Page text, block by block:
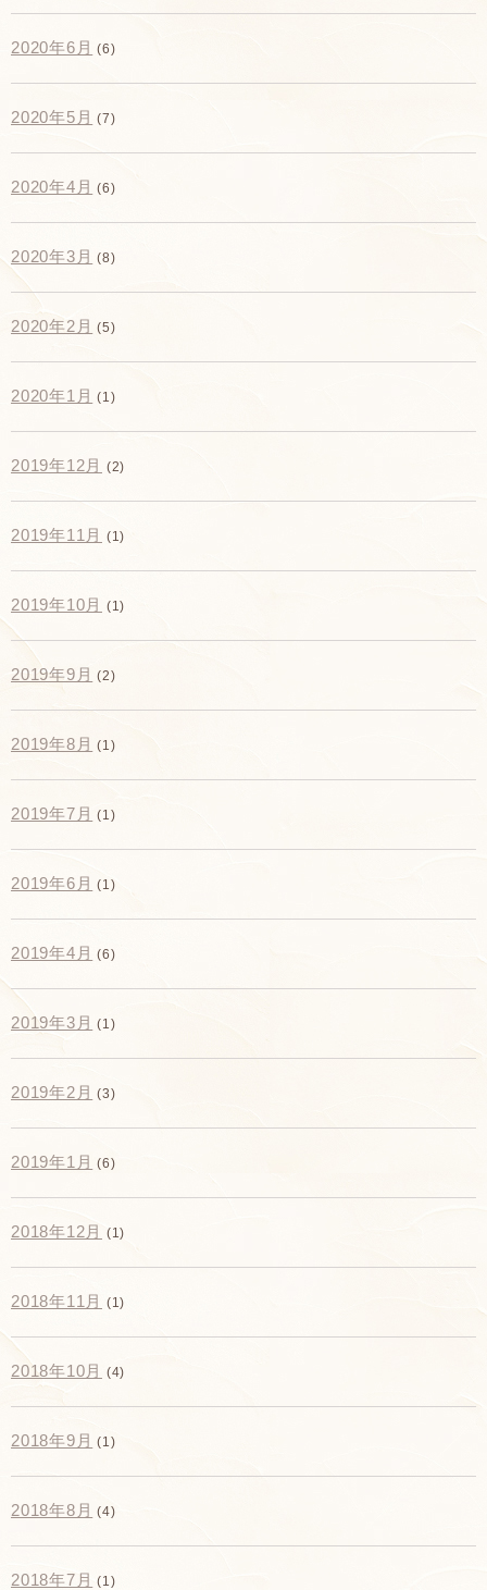
2020年6月 (6)
2020年5月 (7)
2020年4月 (6)
2020年3月 (8)
2020年2月 (5)
2020年1月 (1)
2019年12月 (2)
2019年11月 (1)
2019年10月 (1)
2019年9月 (2)
2019年8月 (1)
2019年7月 (1)
2019年6月 (1)
2019年4月 (6)
2019年3月 (1)
2019年2月 (3)
2019年1月 (6)
2018年12月 (1)
2018年11月 (1)
2018年10月 (4)
2018年9月 (1)
2018年8月 (4)
2018年7月 (1)